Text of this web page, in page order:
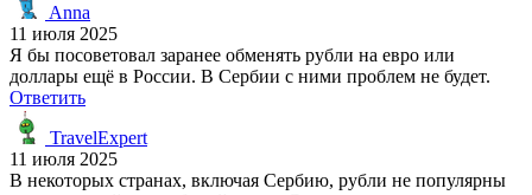
Anna
11 июля 2025
Я бы посоветовал заранее обменять рубли на евро или
доллары ещё в России. В Сербии с ними проблем не будет.
Ответить
TravelExpert
11 июля 2025
В некоторых странах, включая Сербию, рубли не популярны